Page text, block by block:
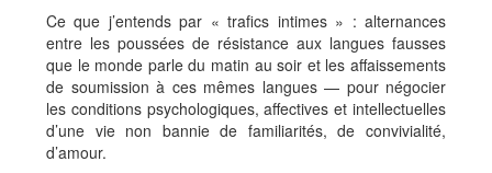
Ce que j’entends par « trafics intimes » : alternances
entre les poussées de résistance aux langues fausses
que le monde parle du matin au soir et les affaissements
de soumission à ces mêmes langues — pour négocier
les conditions psychologiques, affectives et intellectuelles
d’une vie non bannie de familiarités, de convivialité,
d’amour.